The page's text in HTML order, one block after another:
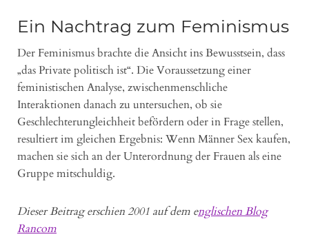
Ein Nachtrag zum Feminismus
Der Feminismus brachte die Ansicht ins Bewusstsein, dass
„das Private politisch ist“. Die Voraussetzung einer
feministischen Analyse, zwischenmenschliche
Interaktionen danach zu untersuchen, ob sie
Geschlechterungleichheit befördern oder in Frage stellen,
resultiert im gleichen Ergebnis: Wenn Männer Sex kaufen,
machen sie sich an der Unterordnung der Frauen als eine
Gruppe mitschuldig.
Dieser Beitrag erschien 2001 auf dem englischen Blog
Rancom